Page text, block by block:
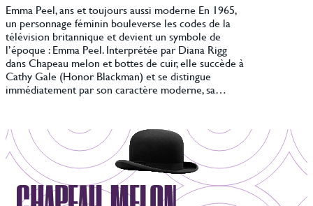
Emma Peel, ans et toujours aussi moderne En 1965,
un personnage féminin bouleverse les codes de la
télévision britannique et devient un symbole de
l’époque : Emma Peel. Interprétée par Diana Rigg
dans Chapeau melon et bottes de cuir, elle succède à
Cathy Gale (Honor Blackman) et se distingue
immédiatement par son caractère moderne, sa…